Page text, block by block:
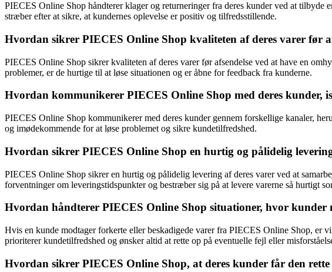
PIECES Online Shop håndterer klager og returneringer fra deres kunder ved at
stræber efter at sikre, at kundernes oplevelse er positiv og tilfredsstillende.
Hvordan sikrer PIECES Online Shop kvaliteten af deres varer før
PIECES Online Shop sikrer kvaliteten af deres varer før afsendelse ved at have en
problemer, er de hurtige til at løse situationen og er åbne for feedback fra kunderne.
Hvordan kommunikerer PIECES Online Shop med deres kunder,
PIECES Online Shop kommunikerer med deres kunder gennem forskellige kanaler,
og imødekommende for at løse problemet og sikre kundetilfredshed.
Hvordan sikrer PIECES Online Shop en hurtig og pålidelig
PIECES Online Shop sikrer en hurtig og pålidelig levering af deres varer ved at
forventninger om leveringstidspunkter og bestræber sig på at levere varerne så hurtigt
Hvordan håndterer PIECES Online Shop situationer, hvor kunder
Hvis en kunde modtager forkerte eller beskadigede varer fra PIECES Online Shop, er
prioriterer kundetilfredshed og ønsker altid at rette op på eventuelle fejl eller
Hvordan sikrer PIECES Online Shop, at deres kunder får den